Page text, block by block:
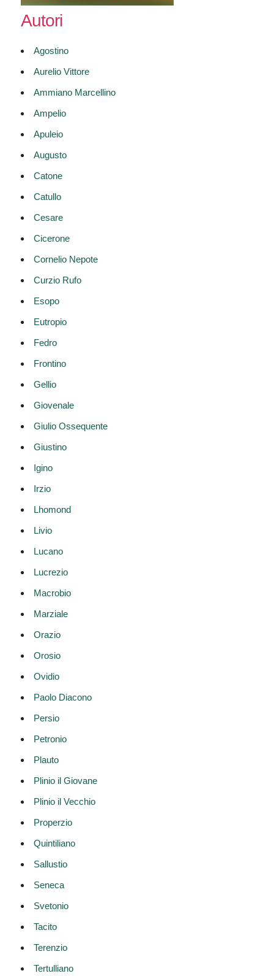
Autori
Agostino
Aurelio Vittore
Ammiano Marcellino
Ampelio
Apuleio
Augusto
Catone
Catullo
Cesare
Cicerone
Cornelio Nepote
Curzio Rufo
Esopo
Eutropio
Fedro
Frontino
Gellio
Giovenale
Giulio Ossequente
Giustino
Igino
Irzio
Lhomond
Livio
Lucano
Lucrezio
Macrobio
Marziale
Orazio
Orosio
Ovidio
Paolo Diacono
Persio
Petronio
Plauto
Plinio il Giovane
Plinio il Vecchio
Properzio
Quintiliano
Sallustio
Seneca
Svetonio
Tacito
Terenzio
Tertulliano